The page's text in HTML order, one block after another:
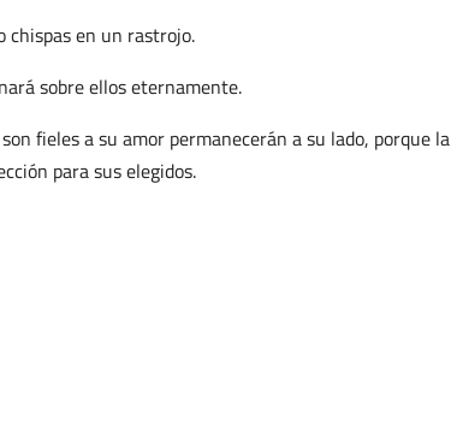
chispas en un rastrojo.
sobre ellos eternamente.
fieles a su amor permanecerán a su lado, porque la
para sus elegidos.